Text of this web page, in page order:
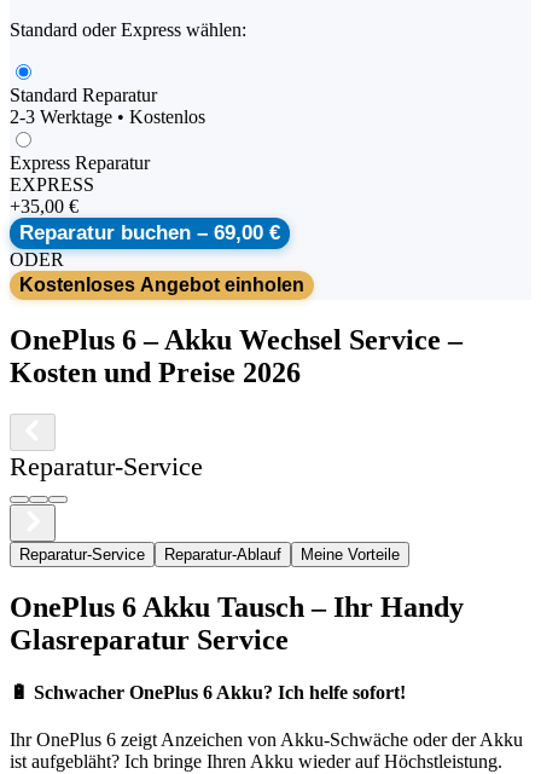
Standard oder Express wählen:
Standard Reparatur
2-3 Werktage • Kostenlos
Express Reparatur
EXPRESS
+35,00 €
Reparatur buchen – 69,00 €
ODER
Kostenloses Angebot einholen
OnePlus 6–Akku Wechsel Service –
Kosten und Preise 2026
Reparatur-Service
Reparatur-Service Reparatur-Ablauf Meine Vorteile
OnePlus 6 Akku Tausch – Ihr Handy
Glasreparatur Service
🔋 Schwacher OnePlus 6 Akku? Ich helfe sofort!
IhrOnePlus 6 zeigt Anzeichen von Akku-Schwäche oder der Akku
ist aufgebläht? Ich bringe Ihren Akku wieder auf Höchstleistung.